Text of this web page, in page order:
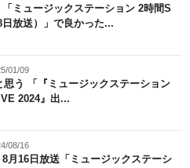
「ミュージックステーション 2時間S
日放送）」で良かった...
01/09
思う 「『ミュージックステーション
2024』出...
08/16
8月16日放送「ミュージックステーシ